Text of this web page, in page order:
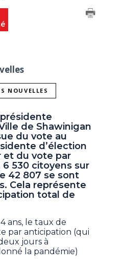
NOUVELLES
de Shawinigan
du vote au
d’élection
et du vote par
530 citoyens sur
42 807 se sont
Cela représente
total de
ans, le taux de
par anticipation (qui
jours à
la pandémie)